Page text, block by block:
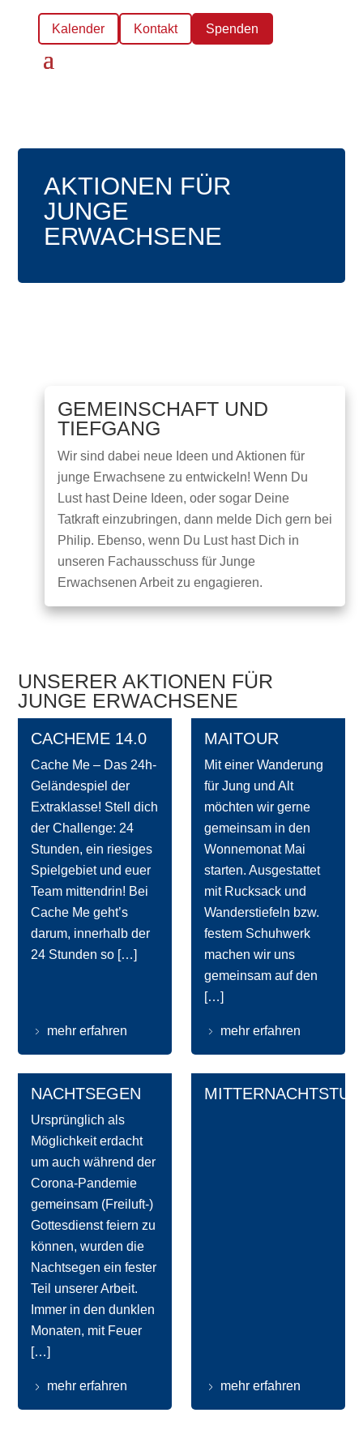
Kalender Kontakt Spenden
AKTIONEN FÜR
JUNGE
ERWACHSENE
GEMEINSCHAFT UND
TIEFGANG
Wir sind dabei neue Ideen und Aktionen für
junge Erwachsene zu entwickeln! Wenn Du
Lust hast Deine Ideen, oder sogar Deine
Tatkraft einzubringen, dann melde Dich gern bei
Philip. Ebenso, wenn Du Lust hast Dich in
unseren Fachausschuss für Junge
Erwachsenen Arbeit zu engagieren.
UNSERER AKTIONEN FÜR
JUNGE ERWACHSENE
CACHEME 14.0
Cache Me – Das 24h-
Geländespiel der
Extraklasse! Stell dich
der Challenge: 24
Stunden, ein riesiges
Spielgebiet und euer
Team mittendrin! Bei
Cache Me geht’s
darum, innerhalb der
24 Stunden so […]
mehr erfahren
MAITOUR
Mit einer Wanderung
für Jung und Alt
möchten wir gerne
gemeinsam in den
Wonnemonat Mai
starten. Ausgestattet
mit Rucksack und
Wanderstiefeln bzw.
festem Schuhwerk
machen wir uns
gemeinsam auf den
[…]
mehr erfahren
NACHTSEGEN
Ursprünglich als
Möglichkeit erdacht
um auch während der
Corona-Pandemie
gemeinsam (Freiluft-)
Gottesdienst feiern zu
können, wurden die
Nachtsegen ein fester
Teil unserer Arbeit.
Immer in den dunklen
Monaten, mit Feuer
[…]
mehr erfahren mehr erfahren